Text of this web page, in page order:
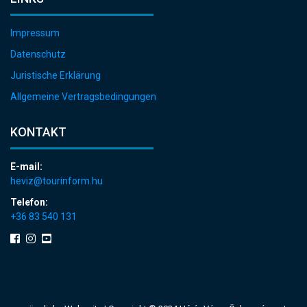
Impressum
Datenschutz
Juristische Erklärung
Allgemeine Vertragsbedingungen
KONTAKT
E-mail:
heviz@tourinform.hu
Telefon:
+36 83 540 131